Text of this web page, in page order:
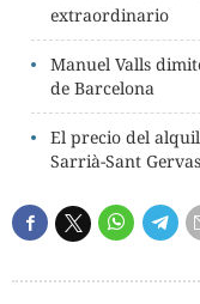
extraordinario
Manuel Valls
de Barcelona
El precio del
Sarrià-Sant